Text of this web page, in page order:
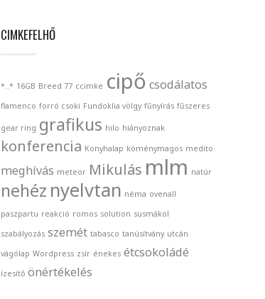
CIMKEFELHŐ
*..* 16GB Breed 77 ccimke cipő csodálatos
flamenco forró csoki Fundoklia völgy fűnyírás fűszeres
gear ring grafikus hilo hiányoznak
konferencia Konyhalap köménymagos medito
meghívás meteor Mikulás mlm natúr
nehéz nyelvtan néma ovenall
paszpartu reakció romos solution susmákol
szabályozás szemét tabasco tanúsítvány utcán
vágólap Wordpress zsír énekes étcsokoládé
ízesítő önértékelés